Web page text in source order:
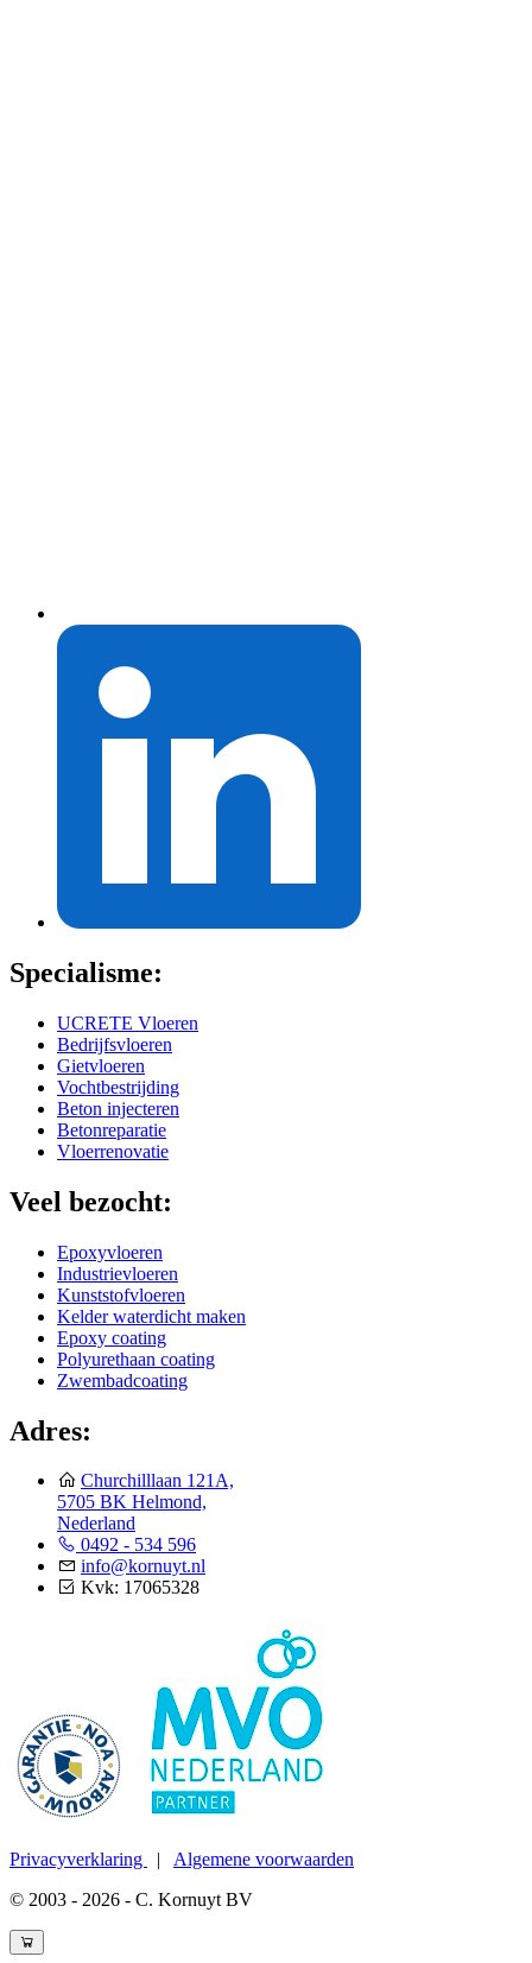
Specialisme:
UCRETE Vloeren
Bedrijfsvloeren
Gietvloeren
Vochtbestrijding
Beton injecteren
Betonreparatie
Vloerrenovatie
Veel bezocht:
Epoxyvloeren
Industrievloeren
Kunststofvloeren
Kelder waterdicht maken
Epoxy coating
Polyurethaan coating
Zwembadcoating
Adres:
Churchilllaan 121A,
5705 BK Helmond,
Nederland
0492 - 534 596
info@kornuyt.nl
Kvk: 17065328
Privacyverklaring | Algemene voorwaarden
© 2003 - 2026 - C. Kornuyt BV